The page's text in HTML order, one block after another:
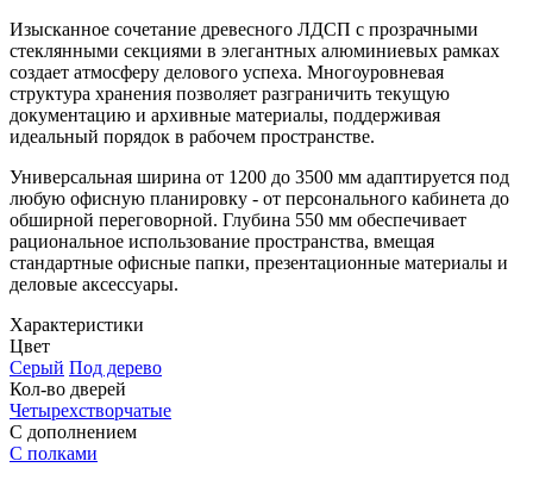
Изысканное сочетание древесного ЛДСП с прозрачными
стеклянными секциями в элегантных алюминиевых рамках
создает атмосферу делового успеха. Многоуровневая
структура хранения позволяет разграничить текущую
документацию и архивные материалы, поддерживая
идеальный порядок в рабочем пространстве.
Универсальная ширина от 1200 до 3500 мм адаптируется под
любую офисную планировку - от персонального кабинета до
обширной переговорной. Глубина 550 мм обеспечивает
рациональное использование пространства, вмещая
стандартные офисные папки, презентационные материалы и
деловые аксессуары.
Характеристики
Цвет
Серый Под дерево
Кол-во дверей
Четырехстворчатые
С дополнением
С полками